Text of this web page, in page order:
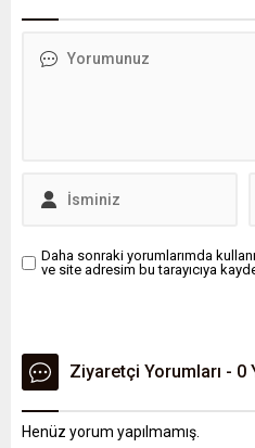
ettiler.
Daha sonraki yorumlarımda
ve site adresim bu tarayıcıya
Ziyaretçi Yorumları - 0
Henüz yorum yapılmamış.